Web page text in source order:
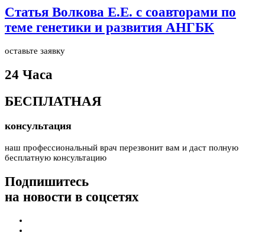
Статья Волкова Е.Е. с соавторами по
теме генетики и развития АНГБК
оставьте заявку
24 Часа
БЕСПЛАТНАЯ
консультация
наш профессиональный врач перезвонит вам и даст полную
бесплатную консультацию
Подпишитесь
на новости в соцсетях